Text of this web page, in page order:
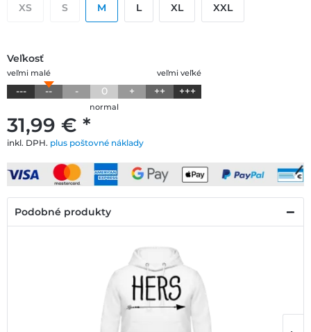
31,99 € *
inkl. DPH. plus poštovné náklady
XS S M L XL XXL
Veľkosť
veľmi veľké
veľmi malé
--- -- - 0 + ++ +++
normal
Podobné produkty